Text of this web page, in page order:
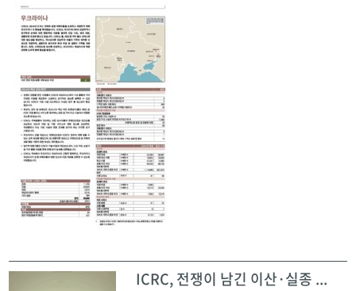
ICRC, 전쟁이 남긴 이산·실종 ...